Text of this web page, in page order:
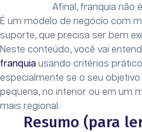
Afinal, franquia não
É um modelo de negócio com
suporte, que precisa ser bem
Neste conteúdo, você vai
franquia usando critérios
especialmente se o seu
pequena, no interior ou em um
mais regional.
Resumo (para